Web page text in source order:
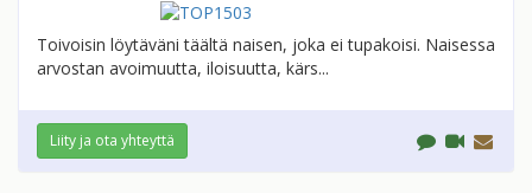
Toivoisin löytäväni täältä naisen, joka ei tupakoisi. Naisessa
arvostan avoimuutta, iloisuutta, kärs...
Liity ja ota yhteyttä